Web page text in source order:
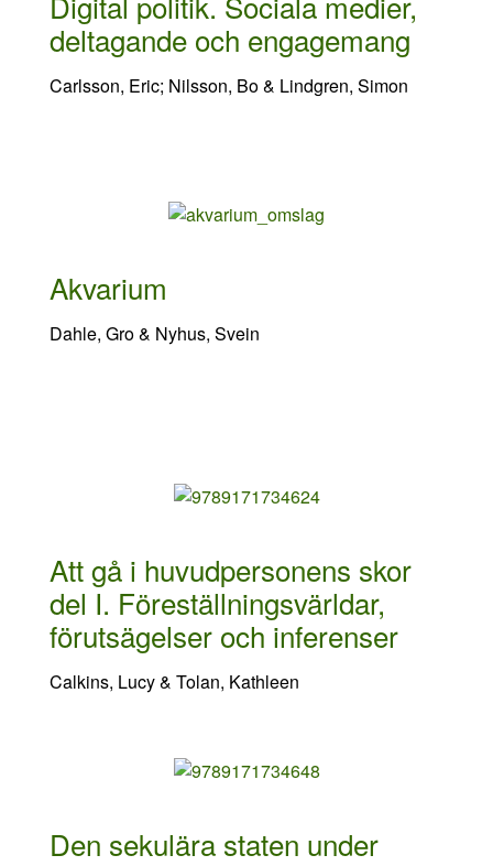
deltagande och engagemang
Carlsson, Eric; Nilsson, Bo & Lindgren, Simon
Akvarium
Dahle, Gro & Nyhus, Svein
Att gå i huvudpersonens skor
del I. Föreställningsvärldar,
förutsägelser och inferenser
Calkins, Lucy & Tolan, Kathleen
Den sekulära staten under